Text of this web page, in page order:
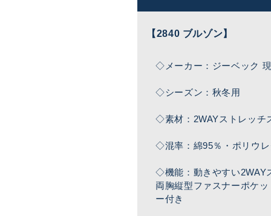
【2840 ブルゾン】
◇メーカー：ジーベック
◇シーズン：秋冬用
◇素材：2WAYストレッチ
◇混率：綿95％・ポリウレ
◇機能：動きやすい2WAY
両胸縦型ファスナーポケ
ー付き